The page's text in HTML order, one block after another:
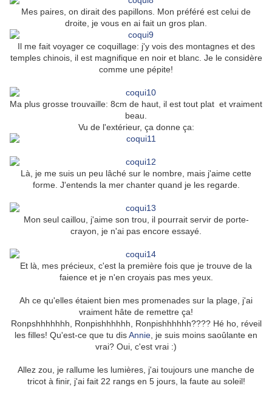
Mes paires, on dirait des papillons. Mon préféré est celui de
droite, je vous en ai fait un gros plan.
Il me fait voyager ce coquillage: j'y vois des montagnes et des
temples chinois, il est magnifique en noir et blanc. Je le considère
comme une pépite!
Ma plus grosse trouvaille: 8cm de haut, il est tout plat et vraiment
beau.
Vu de l'extérieur, ça donne ça:
Là, je me suis un peu lâché sur le nombre, mais j'aime cette
forme. J'entends la mer chanter quand je les regarde.
Mon seul caillou, j'aime son trou, il pourrait servir de porte-
crayon, je n'ai pas encore essayé.
Et là, mes précieux, c'est la première fois que je trouve de la
faience et je n'en croyais pas mes yeux.
Ah ce qu'elles étaient bien mes promenades sur la plage, j'ai
vraiment hâte de remettre ça!
Ronpshhhhhhh, Ronpishhhhhh, Ronpishhhhhh???? Hé ho, réveil
les filles! Qu'est-ce que tu disAnnie , je suis moins saoûlante en
vrai? Oui, c'est vrai :)
Allez zou, je rallume les lumières, j'ai toujours une manche de
tricot à finir, j'ai fait 22 rangs en 5 jours, la faute au soleil!